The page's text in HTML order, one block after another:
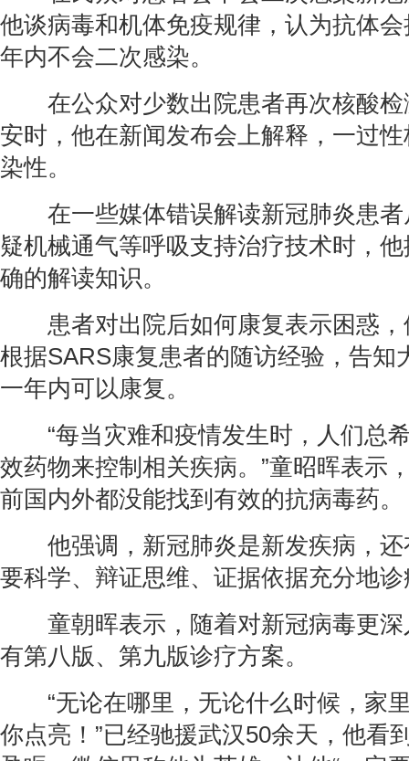
他谈病毒和机体免疫规律，认为抗体
年内不会二次感染。
在公众对少数出院患者再次核酸检
安时，他在新闻发布会上解释，一过
染性。
在一些媒体错误解读新冠肺炎患者
疑机械通气等呼吸支持治疗技术时，
确的解读知识。
患者对出院后如何康复表示困惑，
根据SARS康复患者的随访经验，告知
一年内可以康复。
“每当灾难和疫情发生时，人们总
效药物来控制相关疾病。”童昭晖表示
前国内外都没能找到有效的抗病毒药。
他强调，新冠肺炎是新发疾病，还
要科学、辩证思维、证据依据充分地
童朝晖表示，随着对新冠病毒更深
有第八版、第九版诊疗方案。
“无论在哪里，无论什么时候，家
你点亮！”已经驰援武汉50余天，他看